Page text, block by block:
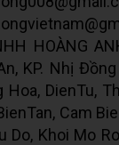
HOÀNG
KP. Nhị
Hoa, DienTu,
Cam
Do, Khoi Mo